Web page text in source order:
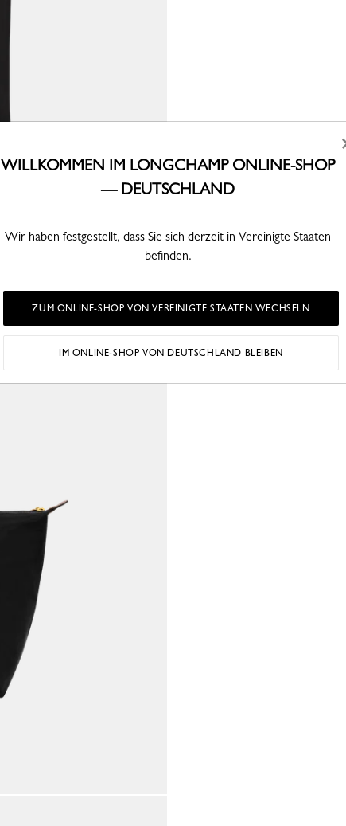
WILLKOMMEN IM LONGCHAMP ONLINE-SHOP
— DEUTSCHLAND
Wir haben festgestellt, dass Sie sich derzeit in Vereinigte Staaten
befinden.
ZUM ONLINE-SHOP VON VEREINIGTE STAATEN WECHSELN
IM ONLINE-SHOP VON DEUTSCHLAND BLEIBEN